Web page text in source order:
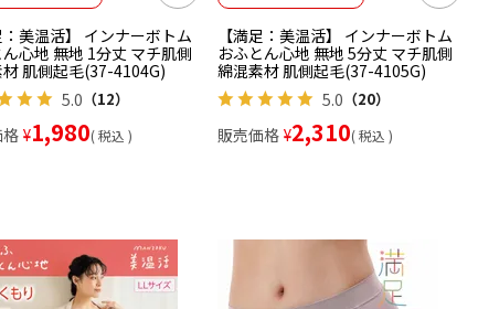
：美温活】 インナーボトム
心地 無地 1分丈 マチ肌側
肌側起毛(37-4104G)
5.0 （12）
¥1,980 税込
【満足：美温活】 インナーボトム
おふとん心地 無地 5分丈 マチ肌側
綿混素材 肌側起毛(37-4105G)
5.0 （20）
販売価格 ¥2,310 税込